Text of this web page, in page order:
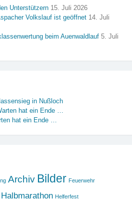
Unterstützern 15. Juli 2026
Volkslauf ist geöffnet 14. Juli
beim Auenwaldlauf 5. Juli
in Nußloch
hat ein Ende …
hat ein Ende …
Archiv Bilder Feuerwehr
Halbmarathon Helferfest